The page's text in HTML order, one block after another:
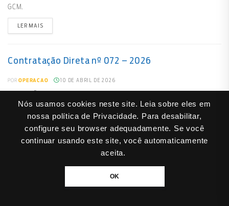
Nós usamos cookies neste site. Leia sobre eles em
nossa política de Privacidade. Para desabilitar,
configure seu browser adequadamente. Se você
continuar usando este site, você automaticamente
aceita.
OK
GCM.
LER MAIS
Contratação Direta nº 072 – 2026
POR OPERACAO 10 DE ABRIL DE 2026
Contratação Direta nº 071 – 2026
10 DE ABRIL DE 2026